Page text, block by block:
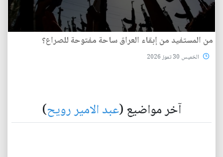
من المستفيد من إبقاء العراق ساحة مفتوحة للصراع؟
الخميس 30 تموز 2026
آخر مواضيع (عبد الامير رويح)